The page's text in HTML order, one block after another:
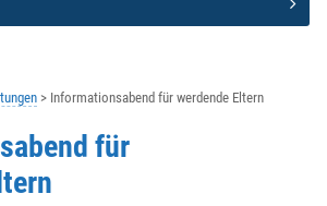
Informationsabend für werdende Eltern
für